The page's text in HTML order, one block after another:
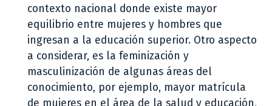
contexto nacional donde existe mayor
equilibrio entre mujeres y hombres que
ingresan a la educación superior. Otro aspecto
a considerar, es la feminización y
masculinización de algunas áreas del
conocimiento, por ejemplo, mayor matrícula
de mujeres en el área de la salud y educación,